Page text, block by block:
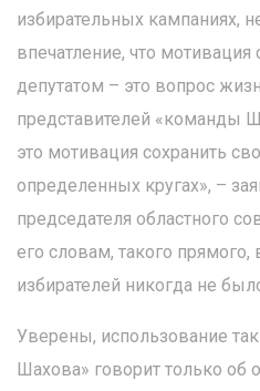
избирательных кампаниях,
впечатление, что
депутатом – это вопрос
представителей «команды
это мотивация сохранить
определенных кругах», –
председателя областного
его словам, такого
избирателей никогда не
Уверены, использование
Шахова» говорит только об